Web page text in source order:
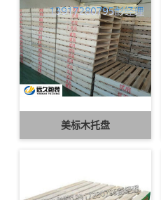
美标木托盘